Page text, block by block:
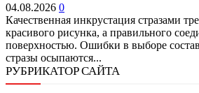
04.08.2026 0
Качественная инкрустация стразами
красивого рисунка, а правильного
поверхностью. Ошибки в выборе
стразы осыпаются...
РУБРИКАТОР САЙТА